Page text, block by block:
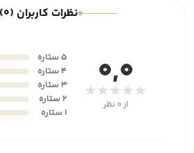
نظرات کاربران (0)
0,0
★★★★★
از 0 نظر
5 ستاره
4 ستاره
3 ستاره
2 ستاره